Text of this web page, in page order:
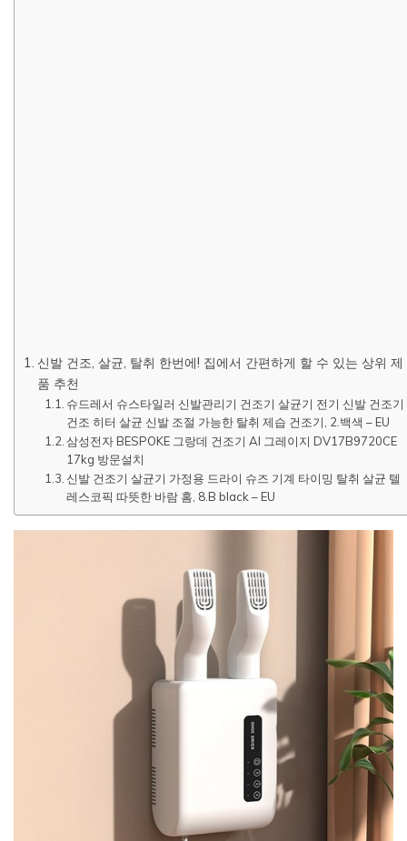
신발 건조, 살균, 탈취 한번에! 집에서 간편하게 할 수 있는 상위 제
품 추천
슈드레서 슈스타일러 신발관리기 건조기 살균기 전기 신발 건조기
건조 히터 살균 신발 조절 가능한 탈취 제습 건조기, 2.백색 – EU
삼성전자 BESPOKE 그랑데 건조기 AI 그레이지 DV17B9720CE
17kg 방문설치
신발 건조기 살균기 가정용 드라이 슈즈 기계 타이밍 탈취 살균 텔
레스코픽 따뜻한 바람 홈, 8.B black – EU